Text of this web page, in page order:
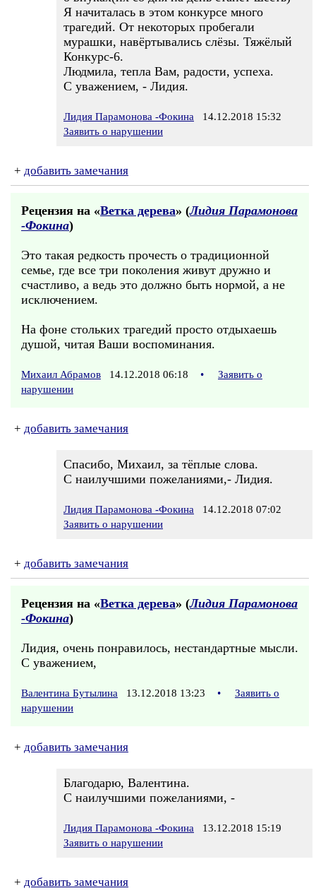
Я начиталась в этом конкурсе много
трагедий. От некоторых пробегали
мурашки, навёртывались слёзы. Тяжёлый
Конкурс-6.
Людмила, тепла Вам, радости, успеха.
С уважением, - Лидия.
Лидия Парамонова -Фокина 14.12.2018 15:32
Заявить о нарушении
+ добавить замечания
Рецензия на «Ветка дерева» (Лидия Парамонова
-Фокина)
Это такая редкость прочесть о традиционной
семье, где все три поколения живут дружно и
счастливо, а ведь это должно быть нормой, а не
исключением.
На фоне стольких трагедий просто отдыхаешь
душой, читая Ваши воспоминания.
Михаил Абрамов 14.12.2018 06:18 •
Заявить о
нарушении
+ добавить замечания
Спасибо, Михаил, за тёплые слова.
С наилучшими пожеланиями,- Лидия.
Лидия Парамонова -Фокина 14.12.2018 07:02
Заявить о нарушении
+ добавить замечания
Рецензия на «Ветка дерева» (Лидия Парамонова
-Фокина)
Лидия, очень понравилось, нестандартные мысли.
С уважением,
Валентина Бутылина 13.12.2018 13:23 •
Заявить о
нарушении
+ добавить замечания
Благодарю, Валентина.
С наилучшими пожеланиями, -
Лидия Парамонова -Фокина 13.12.2018 15:19
Заявить о нарушении
+ добавить замечания